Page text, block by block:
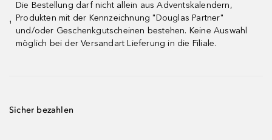
¹
Die Bestellung darf nicht allein aus Adventskalendern,
Produkten mit der Kennzeichnung "Douglas Partner"
und/oder Geschenkgutscheinen bestehen. Keine Auswahl
möglich bei der Versandart Lieferung in die Filiale.
Sicher bezahlen